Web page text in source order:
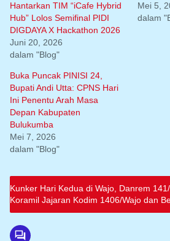
Hantarkan TIM “iCafe Hybrid
Hub” Lolos Semifinal PIDI
DIGDAYA X Hackathon 2026
Juni 20, 2026
dalam "Blog"
Mei 5,
dalam
Buka Puncak PINISI 24,
Bupati Andi Utta: CPNS Hari
Ini Penentu Arah Masa
Depan Kabupaten
Bulukumba
Mei 7, 2026
dalam "Blog"
Kunker Hari Kedua di Wajo, Danrem
Koramil Jajaran Kodim 1406/Wajo dan
Langsung kepada Babinsa